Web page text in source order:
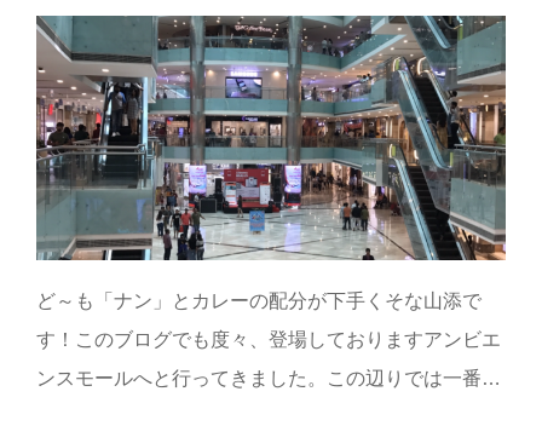
ど～も「ナン」とカレーの配分が下手くそな山添で
す！このブログでも度々、登場しておりますアンビエ
ンスモールへと行ってきました。この辺りでは一番…